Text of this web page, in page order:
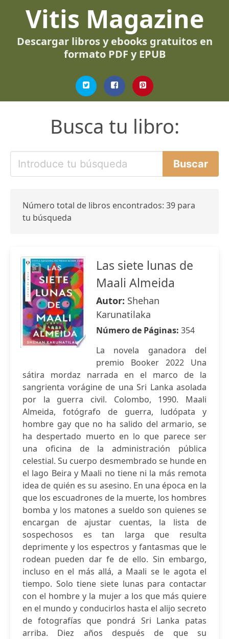
Vitis Magazine
Descargar libros y ebooks gratuitos en
formato PDF y EPUB
Busca tu libro:
Número total de libros encontrados: 39 para
tu búsqueda
Las siete lunas de
Maali Almeida
Autor: Shehan
Karunatilaka
Número de Páginas: 354
La novela ganadora del
premio Booker 2022 Una
sátira mordaz narrada en el marco de la
sangrienta vorágine de una Sri Lanka asolada
por la guerra civil. Colombo, 1990. Maali
Almeida, fotógrafo de guerra, ludópata y
hombre gay que no ha salido del armario, se
ha despertado muerto en lo que parece ser
una oficina de la administración pública
celestial. Su cuerpo desmembrado se hunde en
el lago Beira y Maali no tiene ni la más remota
idea de quién es su asesino. En una época en la
que los escuadrones de la muerte, los hombres
bomba y los matones a sueldo son quienes se
encargan de ajustar cuentas, la lista de
sospechosos es tan larga que resulta
deprimente y los espectros y fantasmas que le
rodean pueden dar fe de ello. Sin embargo,
incluso en el más allá, a Maali se le agota el
tiempo. Solo tiene siete lunas para contactar
con el hombre y la mujer a los que más quiere
en el mundo y conducirlos hasta el alijo secreto
de fotografías que pondrá Sri Lanka patas
arriba. Diez años después de que su